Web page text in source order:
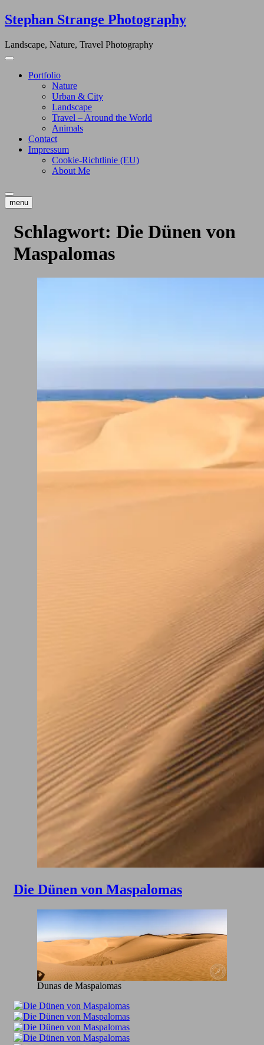
Skip
to
Stephan Strange Photography
Landscape, Nature, Travel Photography
Portfolio
Nature
Urban & City
Landscape
Travel – Around the World
Animals
Contact
Impressum
Cookie-Richtlinie (EU)
About Me
menu
Schlagwort: Die Dünen von
Maspalomas
Die Dünen von Maspalomas
Dunas de Maspalomas